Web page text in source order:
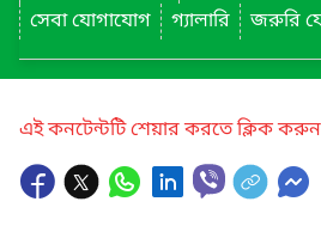
সেবা যোগাযোগ
গ্যালারি জরুরি
এই কনটেন্টটি শেয়ার করতে ক্লিক করুন